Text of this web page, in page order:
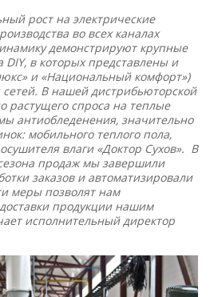
рост на электрические
во всех каналах
демонстрируют крупные
DIY, в которых представлены и
и «Национальный комфорт»)
В нашей дистрибьюторской
растущего спроса на теплые
антиобледенения, значительно
мобильного теплого пола,
влаги «Доктор Сухов». В
продаж мы завершили
заказов и автоматизировали
меры позволят нам
продукции нашим
исполнительный директор